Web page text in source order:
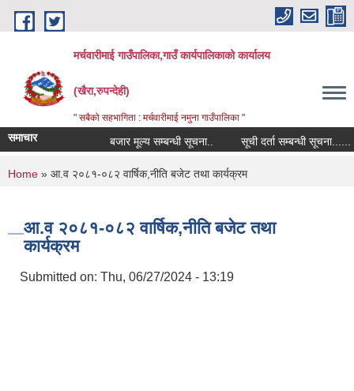
Skip to main content
मर्चवारीमाई गाउँपालिका,गाउँ कार्यपालिकाको कार्यालय
(खैरा,रुपन्देही)
" सबैको सहभागिता : मर्चवारीमाई नमुना गाउँपालिका "
समाचार बजार मूल्य सम्बन्धी सूचना.. सूची दर्ता सम्बन्धी सूचना......
You are here
Home » आ.व २०८१-०८२ वार्षिक,नीति बजेट तथा कार्यक्रम
आ.व २०८१-०८२ वार्षिक,नीति बजेट तथा
कार्यक्रम
Submitted on: Thu, 06/27/2024 - 13:19